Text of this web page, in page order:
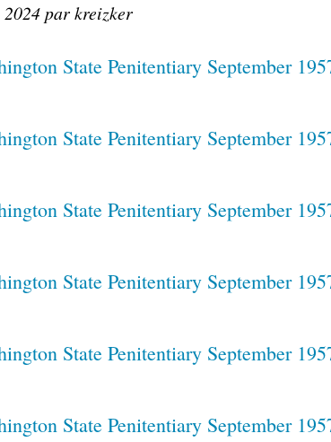
2024par kreizker